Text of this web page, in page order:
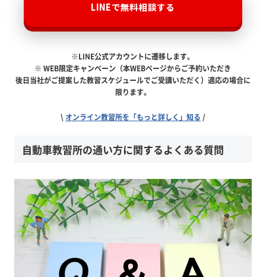
LINEで無料相談する
※LINE公式アカウントに遷移します。
※ WEB限定キャンペーン（本WEBページからご予約いただき
後日当社がご提案した教習スケジュールでご受講いただく）適応の場合に
限ります。
\ オンライン教習所を「もっと詳しく」知る /
自動車教習所の通い方に関するよくある質問